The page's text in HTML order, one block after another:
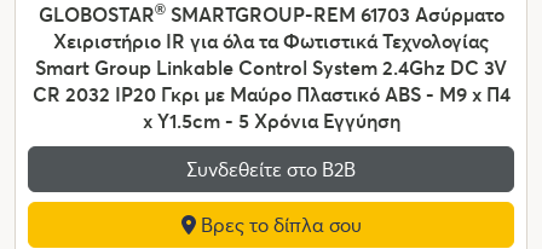
GLOBOSTAR®SMARTGROUP-REM 61703 Ασύρματο
Χειριστήριο IR για όλα τα Φωτιστικά Τεχνολογίας
Smart Group Linkable Control System 2.4Ghz DC 3V
CR 2032 IP20 Γκρι με Μαύρο Πλαστικό ABS - Μ9 x Π4
x Υ1.5cm - 5 Χρόνια Εγγύηση
Συνδεθείτε στο Β2Β
Βρες το δίπλα σου